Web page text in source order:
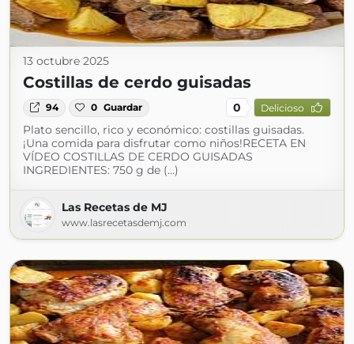
13 octubre 2025
Costillas de cerdo guisadas
94 0 Guardar 0 Delicioso
Plato sencillo, rico y económico: costillas guisadas.
¡Una comida para disfrutar como niños!RECETA EN
VÍDEO COSTILLAS DE CERDO GUISADAS
INGREDIENTES: 750 g de (...)
Las Recetas de MJ
www.lasrecetasdemj.com